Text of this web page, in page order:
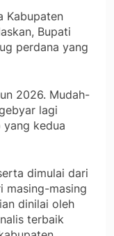
Kabupaten
Bupati
perdana yang
2026. Mudah-
lagi
yang kedua
dimulai dari
masing-masing
dinilai oleh
terbaik